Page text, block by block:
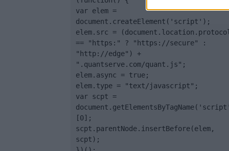
var elem =
document.createElement('script');
elem.src =
== "https:" ? "https://secure" :
"http://edge") +
".quantserve.com/quant.js";
elem.async = true;
elem.type = "text/javascript";
var scpt =
[0];
scpt.parentNode.insertBefore(elem,
scpt);